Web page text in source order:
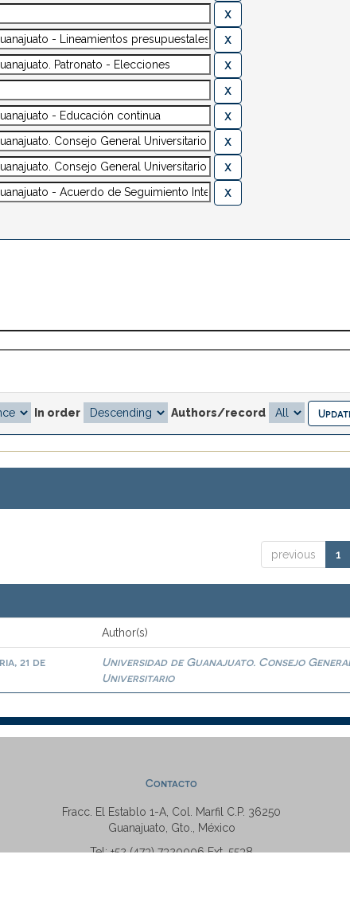
In order Authors/record
previous 1
Author(s)
21 de
Universidad de Guanajuato. Consejo
Universitario
Contacto
Fracc. El Establo 1-A, Col. Marfil C.P. 36250
Guanajuato, Gto., México
Tel: +52 (473) 7320006 Ext. 5538